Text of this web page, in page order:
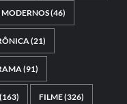
(46)
(21)
(91)
(163) FILME(326)